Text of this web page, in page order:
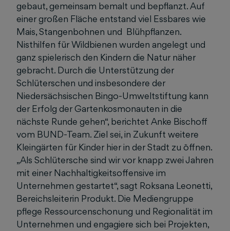
gebaut, gemeinsam bemalt und bepflanzt. Auf
einer großen Fläche entstand viel Essbares wie
Mais, Stangenbohnen und Blühpflanzen.
Nisthilfen für Wildbienen wurden angelegt und
ganz spielerisch den Kindern die Natur näher
gebracht. Durch die Unterstützung der
Schlüterschen und insbesondere der
Niedersächsischen Bingo-Umweltstiftung kann
der Erfolg der Gartenkosmonauten in die
nächste Runde gehen“, berichtet Anke Bischoff
vom BUND-Team. Ziel sei, in Zukunft weitere
Kleingärten für Kinder hier in der Stadt zu öffnen.
„Als Schlütersche sind wir vor knapp zwei Jahren
mit einer Nachhaltigkeitsoffensive im
Unternehmen gestartet“, sagt Roksana Leonetti,
Bereichsleiterin Produkt. Die Mediengruppe
pflege Ressourcenschonung und Regionalität im
Unternehmen und engagiere sich bei Projekten,